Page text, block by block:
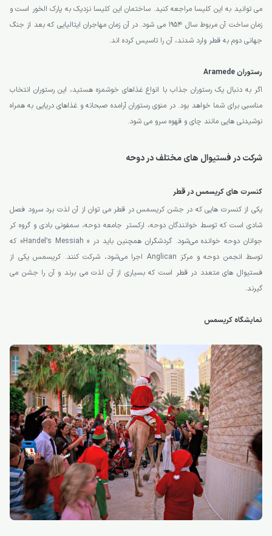
می توانید به این کلیسا مراجعه کنید. ساختمان این کلیسا نزدیک به پارک الخور است و
زمان ساخت آن مربوط سال 1954 می شود. در آن زمان مهاجران ایتالیایی که بعد از جنگ
جهانی دوم به قطر وارد شدند، آن را تاسیس کرده اند.
رستوران Aramede
اگر به دنبال یک رستوران جذاب با انواع غذاهای خوشمزه هستید، این رستوران انتخاب
مناسبی برای شما خواهد بود. در منوی رستوران آرامده صبحانه و غذاهای دریایی به همراه
نوشیدنی هایی مانند چای و قهوه سرو می شود.
شرکت در فستیوال های مختلف در دوحه
کنسرت های کریسمس در قطر
یکی از کنسرت هایی که در جشن کریسمس در قطر می توان از آن لذت برد سرود فصل
شادی است که توسط خوانندگان دوحه، ارکستر جامعه دوحه، سمفونی بادی و گروه کر
جوانان دوحه خوانده می‌شود. گردشگران همچنین باید در « Handel’s Messiah» که
توسط انجمن دوحه و مرکز Anglican اجرا می‌شود، شرکت کنند. کریسمس یکی از
فستیوال های متعدد در قطر است که بسیاری از آن لذت می برند و آن را جشن می
گیرند.
نمایشگاه کریسمس